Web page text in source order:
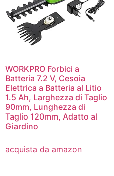
WORKPRO Forbici a
Batteria 7.2 V, Cesoia
Elettrica a Batteria al Litio
1.5 Ah, Larghezza di Taglio
90mm, Lunghezza di
Taglio 120mm, Adatto al
Giardino
acquista da amazon